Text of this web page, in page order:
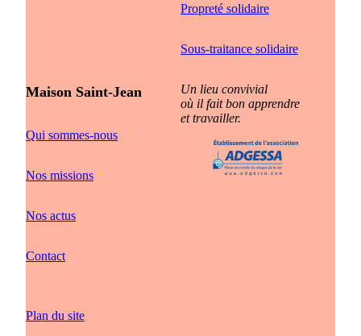
Propreté solidaire
Sous-traitance solidaire
Maison Saint-Jean
Qui sommes-nous
Nos missions
Nos actus
Contact
Plan du site
Un lieu convivial
où il fait bon apprendre
et travailler.